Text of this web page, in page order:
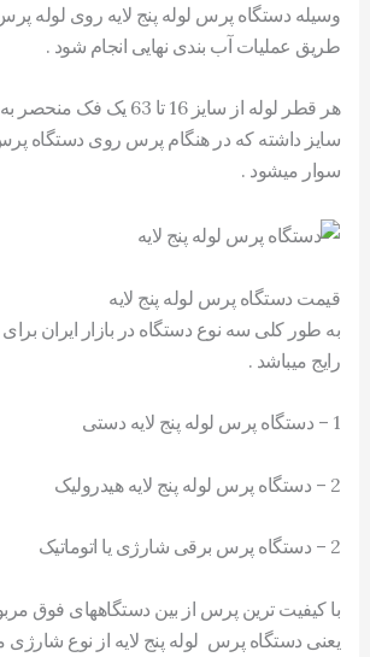
وسیله دستگاه پرس لوله پنج لایه روی لوله
طریق عملیات آب بندی نهایی انجام شود .
هر قطر لوله از سایز 16 تا 63
سایز داشته که در هنگام پرس روی دستگاه پرس
سوار میشود .
قیمت دستگاه پرس لوله پنج لایه
به طور کلی سه نوع دستگاه در بازار ایران برای
رایج میباشد .
1 – دستگاه پرس لوله پنج لایه دستی
2 – دستگاه پرس لوله پنج لایه هیدرولیک
2 – دستگاه پرس برقی شارژی یا اتوماتیک
با کیفیت ترین پرس از بین دستگاههای فوق
یعنی دستگاه پرس لوله پنج لایه از نوع شارژی